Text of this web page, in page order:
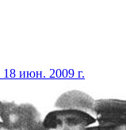
18 июн. 2009 г.